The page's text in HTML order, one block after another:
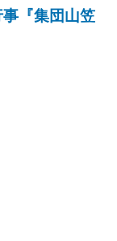
『集団山笠